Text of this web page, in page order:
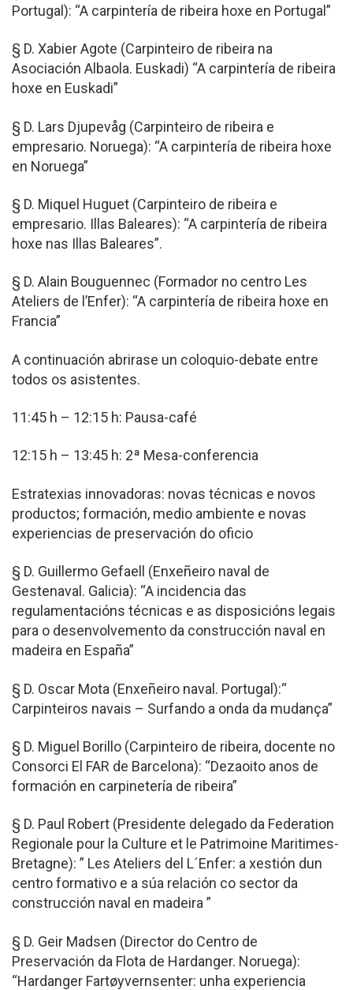
Portugal): “A carpintería de ribeira hoxe en Portugal”
§ D. Xabier Agote (Carpinteiro de ribeira na
Asociación Albaola. Euskadi) “A carpintería de ribeira
hoxe en Euskadi”
§ D. Lars Djupevåg (Carpinteiro de ribeira e
empresario. Noruega): “A carpintería de ribeira hoxe
en Noruega”
§ D. Miquel Huguet (Carpinteiro de ribeira e
empresario. Illas Baleares): “A carpintería de ribeira
hoxe nas Illas Baleares”.
§ D. Alain Bouguennec (Formador no centro Les
Ateliers de l’Enfer): “A carpintería de ribeira hoxe en
Francia”
A continuación abrirase un coloquio-debate entre
todos os asistentes.
11:45 h – 12:15 h: Pausa-café
12:15 h – 13:45 h: 2ª Mesa-conferencia
Estratexias innovadoras: novas técnicas e novos
productos; formación, medio ambiente e novas
experiencias de preservación do oficio
§ D. Guillermo Gefaell (Enxeñeiro naval de
Gestenaval. Galicia): “A incidencia das
regulamentacións técnicas e as disposicións legais
para o desenvolvemento da construcción naval en
madeira en España”
§ D. Oscar Mota (Enxeñeiro naval. Portugal):“
Carpinteiros navais – Surfando a onda da mudança”
§ D. Miguel Borillo (Carpinteiro de ribeira, docente no
Consorci El FAR de Barcelona): “Dezaoito anos de
formación en carpinetería de ribeira”
§ D. Paul Robert (Presidente delegado da Federation
Regionale pour la Culture et le Patrimoine Maritimes-
Bretagne): ” Les Ateliers del L´Enfer: a xestión dun
centro formativo e a súa relación co sector da
construcción naval en madeira ”
§ D. Geir Madsen (Director do Centro de
Preservación da Flota de Hardanger. Noruega):
“Hardanger Fartøyvernsenter: unha experiencia